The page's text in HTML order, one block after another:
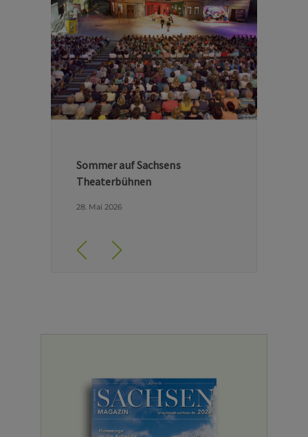
Hinter den Kulissen der Dresdner
Semperoper
29. April 2026